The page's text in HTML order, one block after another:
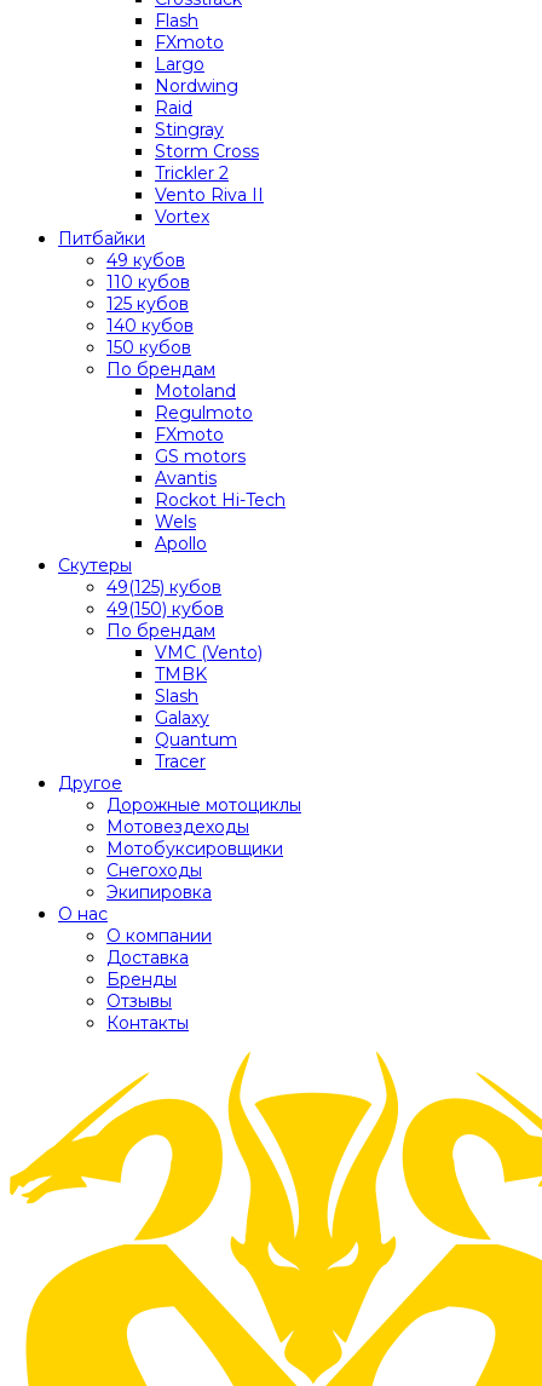
Flash
FXmoto
Largo
Nordwing
Raid
Stingray
Storm Cross
Trickler 2
Vento Riva II
Vortex
Питбайки
49 кубов
110 кубов
125 кубов
140 кубов
150 кубов
По брендам
Motoland
Regulmoto
FXmoto
GS motors
Avantis
Rockot Hi-Tech
Wels
Apollo
Скутеры
49(125) кубов
49(150) кубов
По брендам
VMC (Vento)
TMBK
Slash
Galaxy
Quantum
Tracer
Другое
Дорожные мотоциклы
Мотовездеходы
Мотобуксировщики
Снегоходы
Экипировка
О нас
О компании
Доставка
Бренды
Отзывы
Контакты